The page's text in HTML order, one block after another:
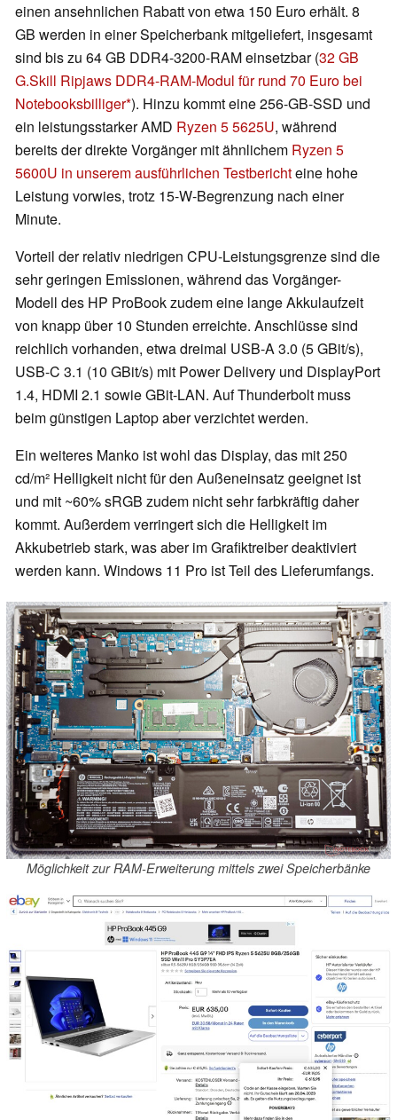
einen ansehnlichen Rabatt von etwa 150 Euro erhält. 8
GB werden in einer Speicherbank mitgeliefert, insgesamt
sind bis zu 64 GB DDR4-3200-RAM einsetzbar (32 GB
G.Skill Ripjaws DDR4-RAM-Modul für rund 70 Euro bei
Notebooksbilliger ). Hinzu kommt eine 256-GB-SSD und
ein leistungsstarker AMD Ryzen 5 5625U, während
bereits der direkte Vorgänger mit ähnlichem Ryzen 5
5600U in unserem ausführlichen Testberichteine hohe
Leistung vorwies, trotz 15-W-Begrenzung nach einer
Minute.
Vorteil der relativ niedrigen CPU-Leistungsgrenze sind die
sehr geringen Emissionen, während das Vorgänger-
Modell des HP ProBook zudem eine lange Akkulaufzeit
von knapp über 10 Stunden erreichte. Anschlüsse sind
reichlich vorhanden, etwa dreimal USB-A 3.0 (5 GBit/s),
USB-C 3.1 (10 GBit/s) mit Power Delivery und DisplayPort
1.4, HDMI 2.1 sowie GBit-LAN. Auf Thunderbolt muss
beim günstigen Laptop aber verzichtet werden.
Ein weiteres Manko ist wohl das Display, das mit 250
cd/m² Helligkeit nicht für den Außeneinsatz geeignet ist
und mit ~60% sRGB zudem nicht sehr farbkräftig daher
kommt. Außerdem verringert sich die Helligkeit im
Akkubetrieb stark, was aber im Grafiktreiber deaktiviert
werden kann. Windows 11 Pro ist Teil des Lieferumfangs.
Möglichkeit zur RAM-Erweiterung mittels zwei Speicherbänke